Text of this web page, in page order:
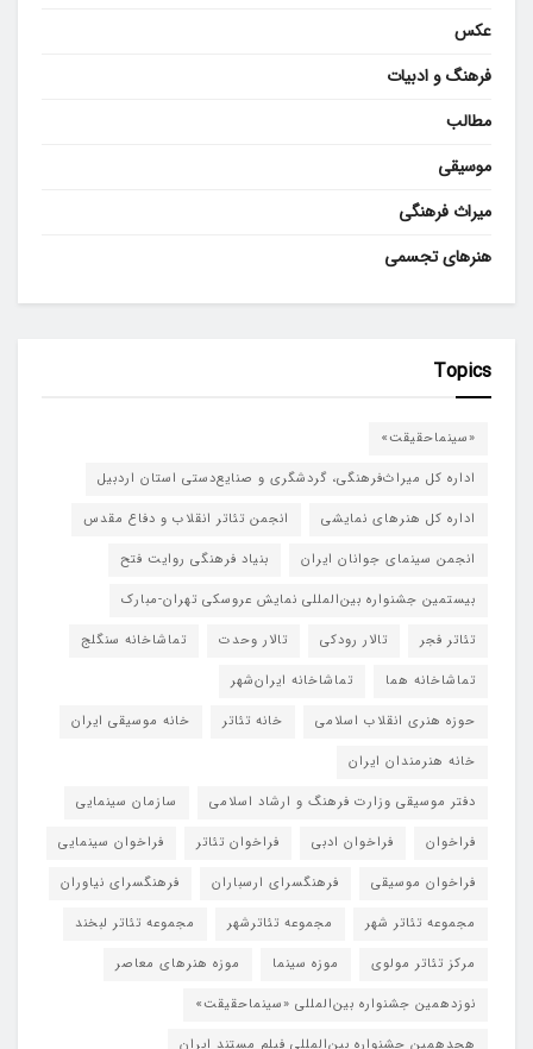
عکس
فرهنگ و ادبیات
مطالب
موسیقی
میراث فرهنگی
هنرهای تجسمی
Topics
«سینماحقیقت»
اداره کل میراث‌فرهنگی، گردشگری و صنایع‌دستی استان اردبیل
اداره کل هنرهای نمایشی
انجمن تئاتر انقلاب و دفاع مقدس
انجمن سینمای جوانان ایران
بنیاد فرهنگی روایت فتح
بیستمین جشنواره بین‌المللی نمایش عروسکی تهران-مبارک
تئاتر فجر
تالار رودکی تالار وحدت
تماشاخانه سنگلج
تماشاخانه هما
تماشاخانه‌ ایران‌شهر
حوزه هنری انقلاب اسلامی
خانه تئاتر
خانه موسیقی ایران
خانه هنرمندان ایران
دفتر موسیقی وزارت فرهنگ و ارشاد اسلامی
سازمان سینمایی
فراخوان
فراخوان ادبی فراخوان تئاتر
فراخوان سینمایی
فراخوان موسیقی
فرهنگسرای ارسباران
فرهنگسرای نیاوران
مجموعه تئاتر شهر
مجموعه تئاترشهر
مجموعه تئاتر لبخند
مرکز تئاتر مولوی
موزه سینما
موزه هنرهای معاصر
نوزدهمین جشنواره بین‌المللی «سینماحقیقت»
هجدهمین جشنواره بین‌المللی فیلم مستند ایران